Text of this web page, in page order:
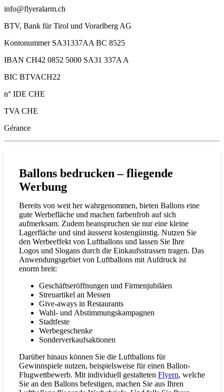
info@flyeralarm.ch
BTV, Bank für Tirol und Vorarlberg AG
Kontonummer SA31337AA BC 8525
IBAN CH42 0852 5000 SA31 337A A
BIC BTVACH22
n° IDE CHE
TVA CHE
Gérance
Ballons bedrucken – fliegende
Werbung
Bereits von weit her wahrgenommen, bieten Ballons eine
gute Werbefläche und machen farbenfroh auf sich
aufmerksam. Zudem beanspruchen sie nur eine kleine
Lagerfläche und sind äusserst kostengünstig. Nutzen Sie
den Werbeeffekt von Luftballons und lassen Sie Ihre
Logos und Slogans durch die Einkaufsstrassen tragen. Das
Anwendungsgebiet von Luftballons mit Aufdruck ist
enorm breit:
Geschäftseröffnungen und Firmenjubiläen
Streuartikel an Messen
Give-aways in Restaurants
Wahl- und Abstimmungskampagnen
Stadtfeste
Werbegeschenke
Sonderverkaufsaktionen
Darüber hinaus können Sie die Luftballons für
Gewinnspiele nutzen, beispielsweise für einen Ballon-
Flugwettbewerb. Mit individuell gestalteten Flyern, welche
Sie an den Ballons befestigen, machen Sie aus Ihren